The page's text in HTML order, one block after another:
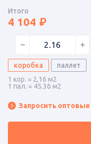
Итого
4 104
коробка
паллет
1 кор. = 2,16 м2
1 пал. = 45.36 м2
Запросить